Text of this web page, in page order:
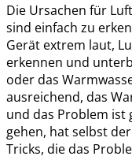
Die Ursachen für
sind einfach zu
Gerät extrem laut,
erkennen und
oder das
ausreichend, das
und das Problem ist
gehen, hat selbst
Tricks, die das